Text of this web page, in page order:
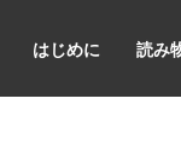
はじめに 読み